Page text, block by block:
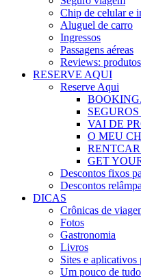
Chip de celular e
Aluguel de carro
Ingressos
Passagens aéreas
Reviews:
RESERVE AQUI
Reserve Aqui
VAI DE
O MEU
GET
Descontos fixos
Descontos
DICAS
Crônicas de
Fotos
Gastronomia
Livros
Sites e aplicativos
Um pouco de tudo